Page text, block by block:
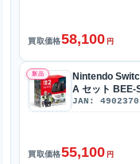
買取価格58,100 円
新品
Nintendo
A セット BEE-
JAN:
買取価格55,100 円